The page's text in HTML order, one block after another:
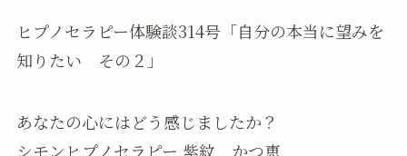
ヒプノセラピー体験談314号「自分の本当に望みを
知りたい その２」
あなたの心にはどう感じましたか？
シモンヒプノセラピー 紫紋 かつ恵